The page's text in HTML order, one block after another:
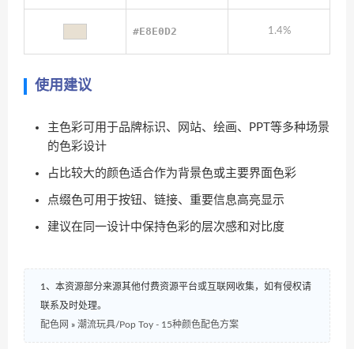
#E8E0D2 1.4%
使用建议
主色彩可用于品牌标识、网站、绘画、PPT等多种场景
的色彩设计
占比较大的颜色适合作为背景色或主要界面色彩
点缀色可用于按钮、链接、重要信息高亮显示
建议在同一设计中保持色彩的层次感和对比度
1、本资源部分来源其他付费资源平台或互联网收集，如有侵权请
联系及时处理。
配色网 » 潮流玩具/Pop Toy - 15种颜色配色方案